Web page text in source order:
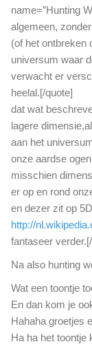
name=”Hunting
algemeen,
(of het ontbreken
universum waar
verwacht er
heelal.[/quote]
dat wat
lagere
aan het
onze aardse
misschien
er op en rond
en dezer zit op
http://
fantaseer
Na also hunting
Wat een toontje
En dan kom je
Hahaha groetjes
Ha ha het toontje